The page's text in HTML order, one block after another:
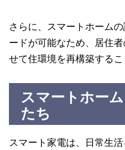
さらに、スマートホーム
ードが可能なため、居住
せて住環境を再構築するこ
スマートホー
たち
スマート家電は、日常生